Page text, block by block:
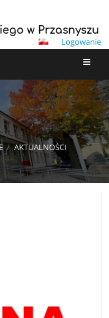
w Przasnyszu
Logowanie
/ AKTUALNOŚCI